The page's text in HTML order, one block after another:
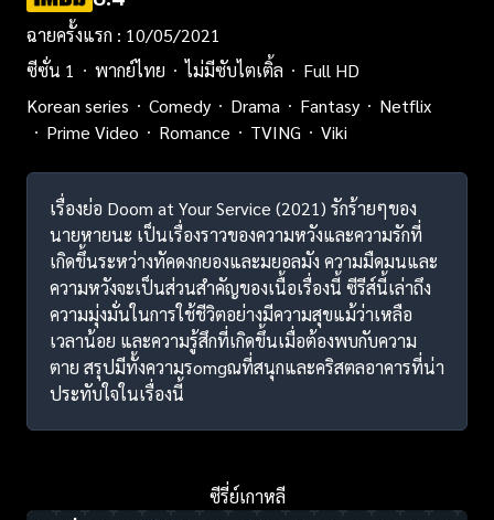
ฉายครั้งแรก : 10/05/2021
ซีซั่น 1
พากย์ไทย ไม่มีซับไตเติ้ล
Full HD
Korean series
Comedy Drama Fantasy
Netflix
Prime Video
Romance TVING Viki
เรื่องย่อ Doom at Your Service (2021) รักร้ายๆของ
นายหายนะ เป็นเรื่องราวของความหวังและความรักที่
เกิดขึ้นระหว่างทัคดงกยองและมยอลมัง ความมืดมนและ
ความหวังจะเป็นส่วนสำคัญของเนื้อเรื่องนี้ ซีรีส์นี้เล่าถึง
ความมุ่งมั่นในการใช้ชีวิตอย่างมีความสุขแม้ว่าเหลือ
เวลาน้อย และความรู้สึกที่เกิดขึ้นเมื่อต้องพบกับความ
ตาย สรุปมีทั้งความรomgณที่สนุกและคริสตลอาคารที่น่า
ประทับใจในเรื่องนี้
ซีรี่ย์เกาหลี